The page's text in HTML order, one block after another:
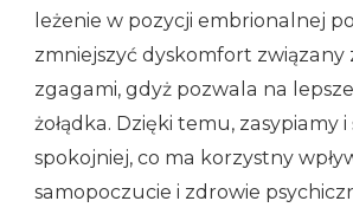
leżenie w pozycji embrionalnej
zmniejszyć dyskomfort związany
zgagami, gdyż pozwala na
żołądka. Dzięki temu, zasypiamy
spokojniej, co ma korzystny
samopoczucie i zdrowie